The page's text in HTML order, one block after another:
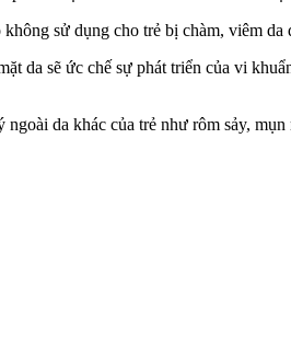
sử dụng cho trẻ bị chàm, viêm da
da sẽ ức chế sự phát triển của vi
da khác của trẻ như rôm sảy,